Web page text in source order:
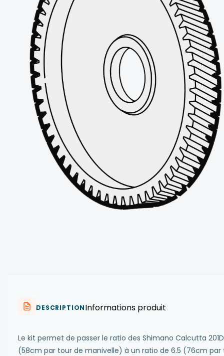
DESCRIPTIONInformations produit
Le kit permet de passer le ratio des Shimano Calcutta
(58cm par tour de manivelle) à un ratio de 6.5 (76cm par